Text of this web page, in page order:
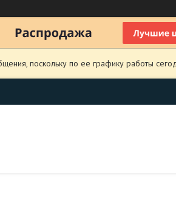
поскольку по ее графику работы